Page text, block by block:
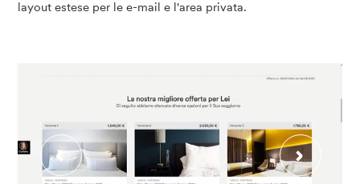
layout estese per le e-mail e l'area privata.